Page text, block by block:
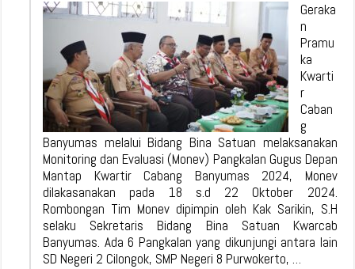
Geraka
n
Pramu
ka
Kwarti
r
Caban
g
Banyumas melalui Bidang Bina Satuan melaksanakan
Monitoring dan Evaluasi (Monev) Pangkalan Gugus Depan
Mantap Kwartir Cabang Banyumas 2024, Monev
dilakasanakan pada 18 s.d 22 Oktober 2024.
Rombongan Tim Monev dipimpin oleh Kak Sarikin, S.H
selaku Sekretaris Bidang Bina Satuan Kwarcab
Banyumas. Ada 6 Pangkalan yang dikunjungi antara lain
SD Negeri 2 Cilongok, SMP Negeri 8 Purwokerto, …